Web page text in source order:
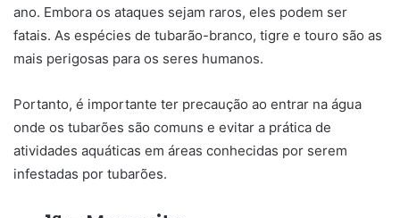
ano. Embora os ataques sejam raros, eles podem ser
fatais. As espécies de tubarão-branco, tigre e touro são as
mais perigosas para os seres humanos.
Portanto, é importante ter precaução ao entrar na água
onde os tubarões são comuns e evitar a prática de
atividades aquáticas em áreas conhecidas por serem
infestadas por tubarões.